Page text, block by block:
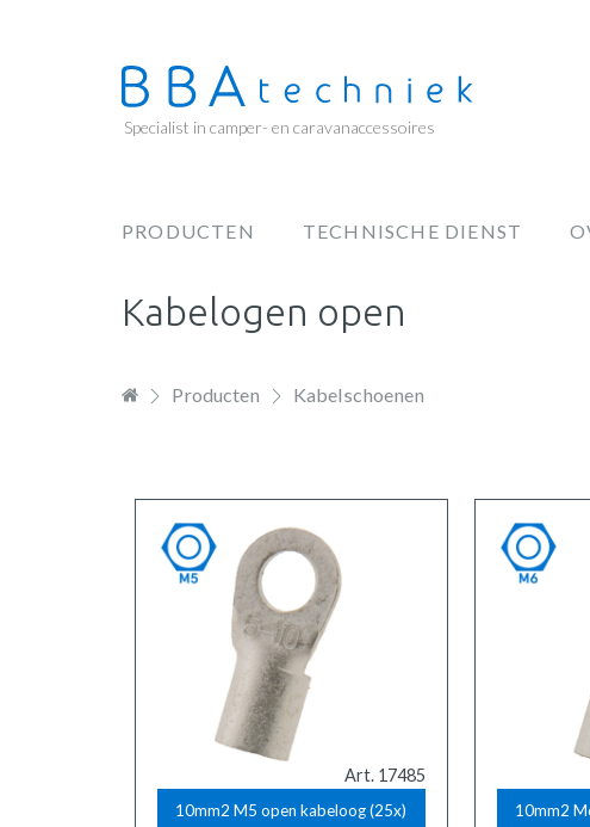
Specialist in camper- en caravanaccessoires
PRODUCTEN TECHNISCHE DIENST
Kabelogen open
Producten Kabelschoenen
Art. 17485
10mm2 M5 open kabeloog (25x) 10mm2